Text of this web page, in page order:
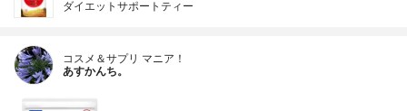
ダイエットサポートティー
コスメ＆サプリ マニア！
あすかんち。